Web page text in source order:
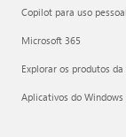
Copilot para uso pessoal
Microsoft 365
Explorar os produtos
Aplicativos do Windows